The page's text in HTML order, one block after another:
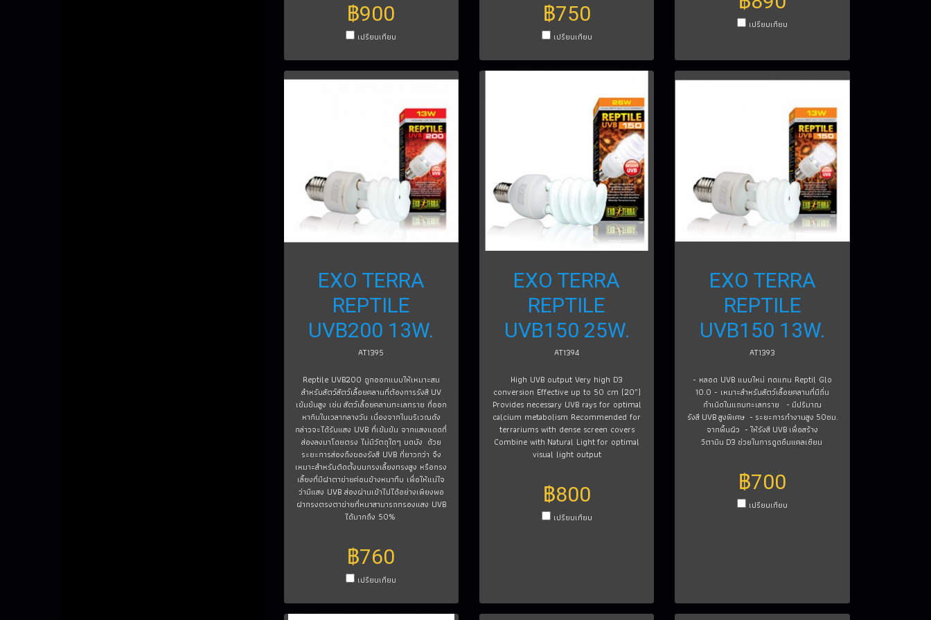
฿900
เปรียบเทียบ
฿750
เปรียบเทียบ
เปรียบเทียบ
EXO TERRA
REPTILE
UVB200 13W.
AT1395
Reptile UVB200 ถูกออกแบบให้เหมาะสม
สำหรับสัตว์สัตว์เลื้อยคลานที่ต้องการรังสี UV
เข้มข้นสูง เช่น สัตว์เลื้อยคลานทะเลทราย ที่ออก
หากินในเวลากลางวัน เนื่องจากในบริเวณดัง
กล่าวจะได้รับแสง UVB ที่เข้มข้น จากแสงแดดที่
ส่องลงมาโดยตรง ไม่มีวัตถุใดๆ บดบัง ด้วย
ระยะการส่องถึงของรังสี UVB ที่ยาวกว่า จึง
เหมาะสำหรับติดตั้งบนกรงเลี้ยงทรงสูง หรือกรง
เลี้ยงที่มีฝาตาข่ายค่อนข้างหนาทึบ เพื่อให้แน่ใจ
ว่ามีแสง UVB ส่องผ่านเข้าไปได้อย่างเพียงพอ
ฝากรงตรงตาข่ายที่หนาสามารถกรองแสง UVB
ได้มากถึง 50%
฿760
เปรียบเทียบ
EXO TERRA
REPTILE
UVB150 25W.
AT1394
High UVB output Very high D3
conversion Effective up to 50 cm (20”)
Provides necessary UVB rays for optimal
calcium metabolism Recommended for
terrariums with dense screen covers
Combine with Natural Light for optimal
visual light output
฿800
เปรียบเทียบ
EXO TERRA
REPTILE
UVB150 13W.
AT1393
- หลอด UVB แบบใหม่ ทดแทน Reptil Glo
10.0 - เหมาะสำหรับสัตว์เลื้อยคลานที่มีถิ่น
กำเนิดในแถบทะเลทราย - มีปริมาณ
รังสี UVB สูงพิเศษ - ระยะการทำงานสูง 50ซม.
จากพื้นผิว - ให้รังสี UVB เพื่อสร้าง
วิตามิน D3 ช่วยในการดูดซึมแคลเซียม
฿700
เปรียบเทียบ